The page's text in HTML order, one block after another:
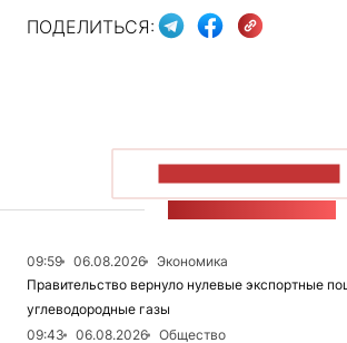
ПОДЕЛИТЬСЯ:
09:59 06.08.2026
Экономика
Правительство вернуло нулевые экспортные
углеводородные газы
09:43
06.08.2026 Общество